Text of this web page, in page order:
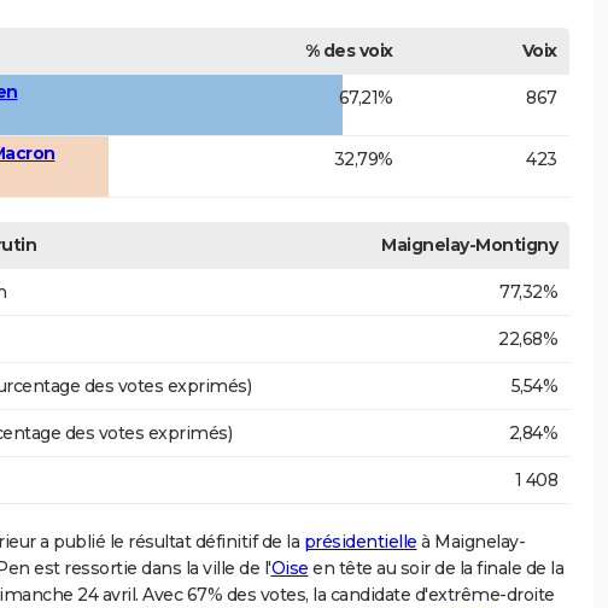
% des voix
Voix
67,21% 867
32,79% 423
Maignelay-Montigny
77,32%
22,68%
des votes exprimés) 5,54%
des votes exprimés) 2,84%
1 408
a publié le résultat définitif de la présidentielle à Maignelay-
est ressortie dans la ville de l'Oise en tête au soir de la finale de la
24 avril. Avec 67% des votes, la candidate d'extrême-droite